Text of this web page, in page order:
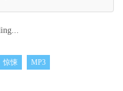
惊悚 MP3